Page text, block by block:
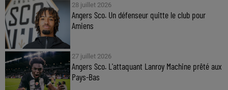
28 juillet 2026
Angers Sco. Un défenseur quitte le club pour
Amiens
27 juillet 2026
Angers Sco. L'attaquant Lanroy Machine prêté aux
Pays-Bas